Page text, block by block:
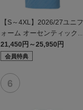
【S～4XL】2026/27ユニフ
ォーム オーセンティックモ
デル:FP1st
21,450円～25,950円
会員特典